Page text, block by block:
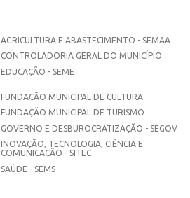
AGRICULTURA E ABASTECIMENTO - SEMAA
CONTROLADORIA GERAL DO MUNICÍPIO
EDUCAÇÃO - SEME
FUNDAÇÃO MUNICIPAL DE CULTURA
FUNDAÇÃO MUNICIPAL DE TURISMO
GOVERNO E DESBUROCRATIZAÇÃO - SEGOV
INOVAÇÃO, TECNOLOGIA, CIÊNCIA E
COMUNICAÇÃO - SITEC
SAÚDE - SEMS